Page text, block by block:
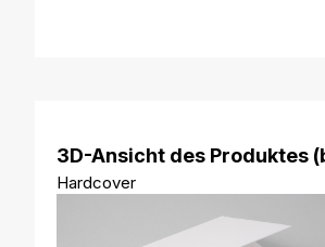
3D-Ansicht des Produktes
Hardcover